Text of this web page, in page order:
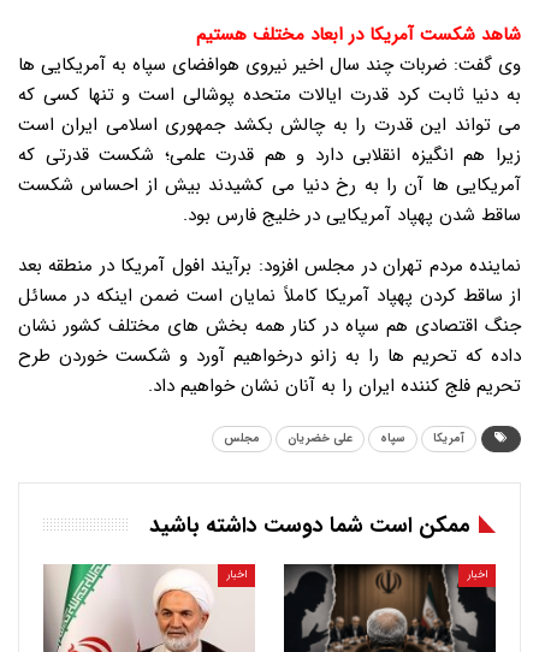
شاهد شکست آمریکا در ابعاد مختلف هستیم
وی گفت: ضربات چند سال اخیر نیروی هوافضای سپاه به آمریکایی ها
به دنیا ثابت کرد قدرت ایالات متحده پوشالی است و تنها کسی که
می تواند این قدرت را به چالش بکشد جمهوری اسلامی ایران است
زیرا هم انگیزه انقلابی دارد و هم قدرت علمی؛ شکست قدرتی که
آمریکایی ها آن را به رخ دنیا می کشیدند بیش از احساس شکست
ساقط شدن پهپاد آمریکایی در خلیج فارس بود.
نماینده مردم تهران در مجلس افزود: برآیند افول آمریکا در منطقه بعد
از ساقط کردن پهپاد آمریکا کاملاً نمایان است ضمن اینکه در مسائل
جنگ اقتصادی هم سپاه در کنار همه بخش های مختلف کشور نشان
داده که تحریم ها را به زانو درخواهیم آورد و شکست خوردن طرح
تحریم فلج کننده ایران را به آنان نشان خواهیم داد.
آمریکا سپاه علی خضریان مجلس
ممکن است شما دوست داشته باشید
اخبار اخبار